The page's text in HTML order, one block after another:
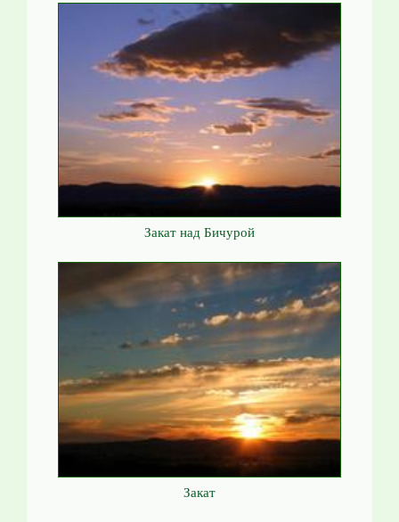
Закат над Бичурой
Закат